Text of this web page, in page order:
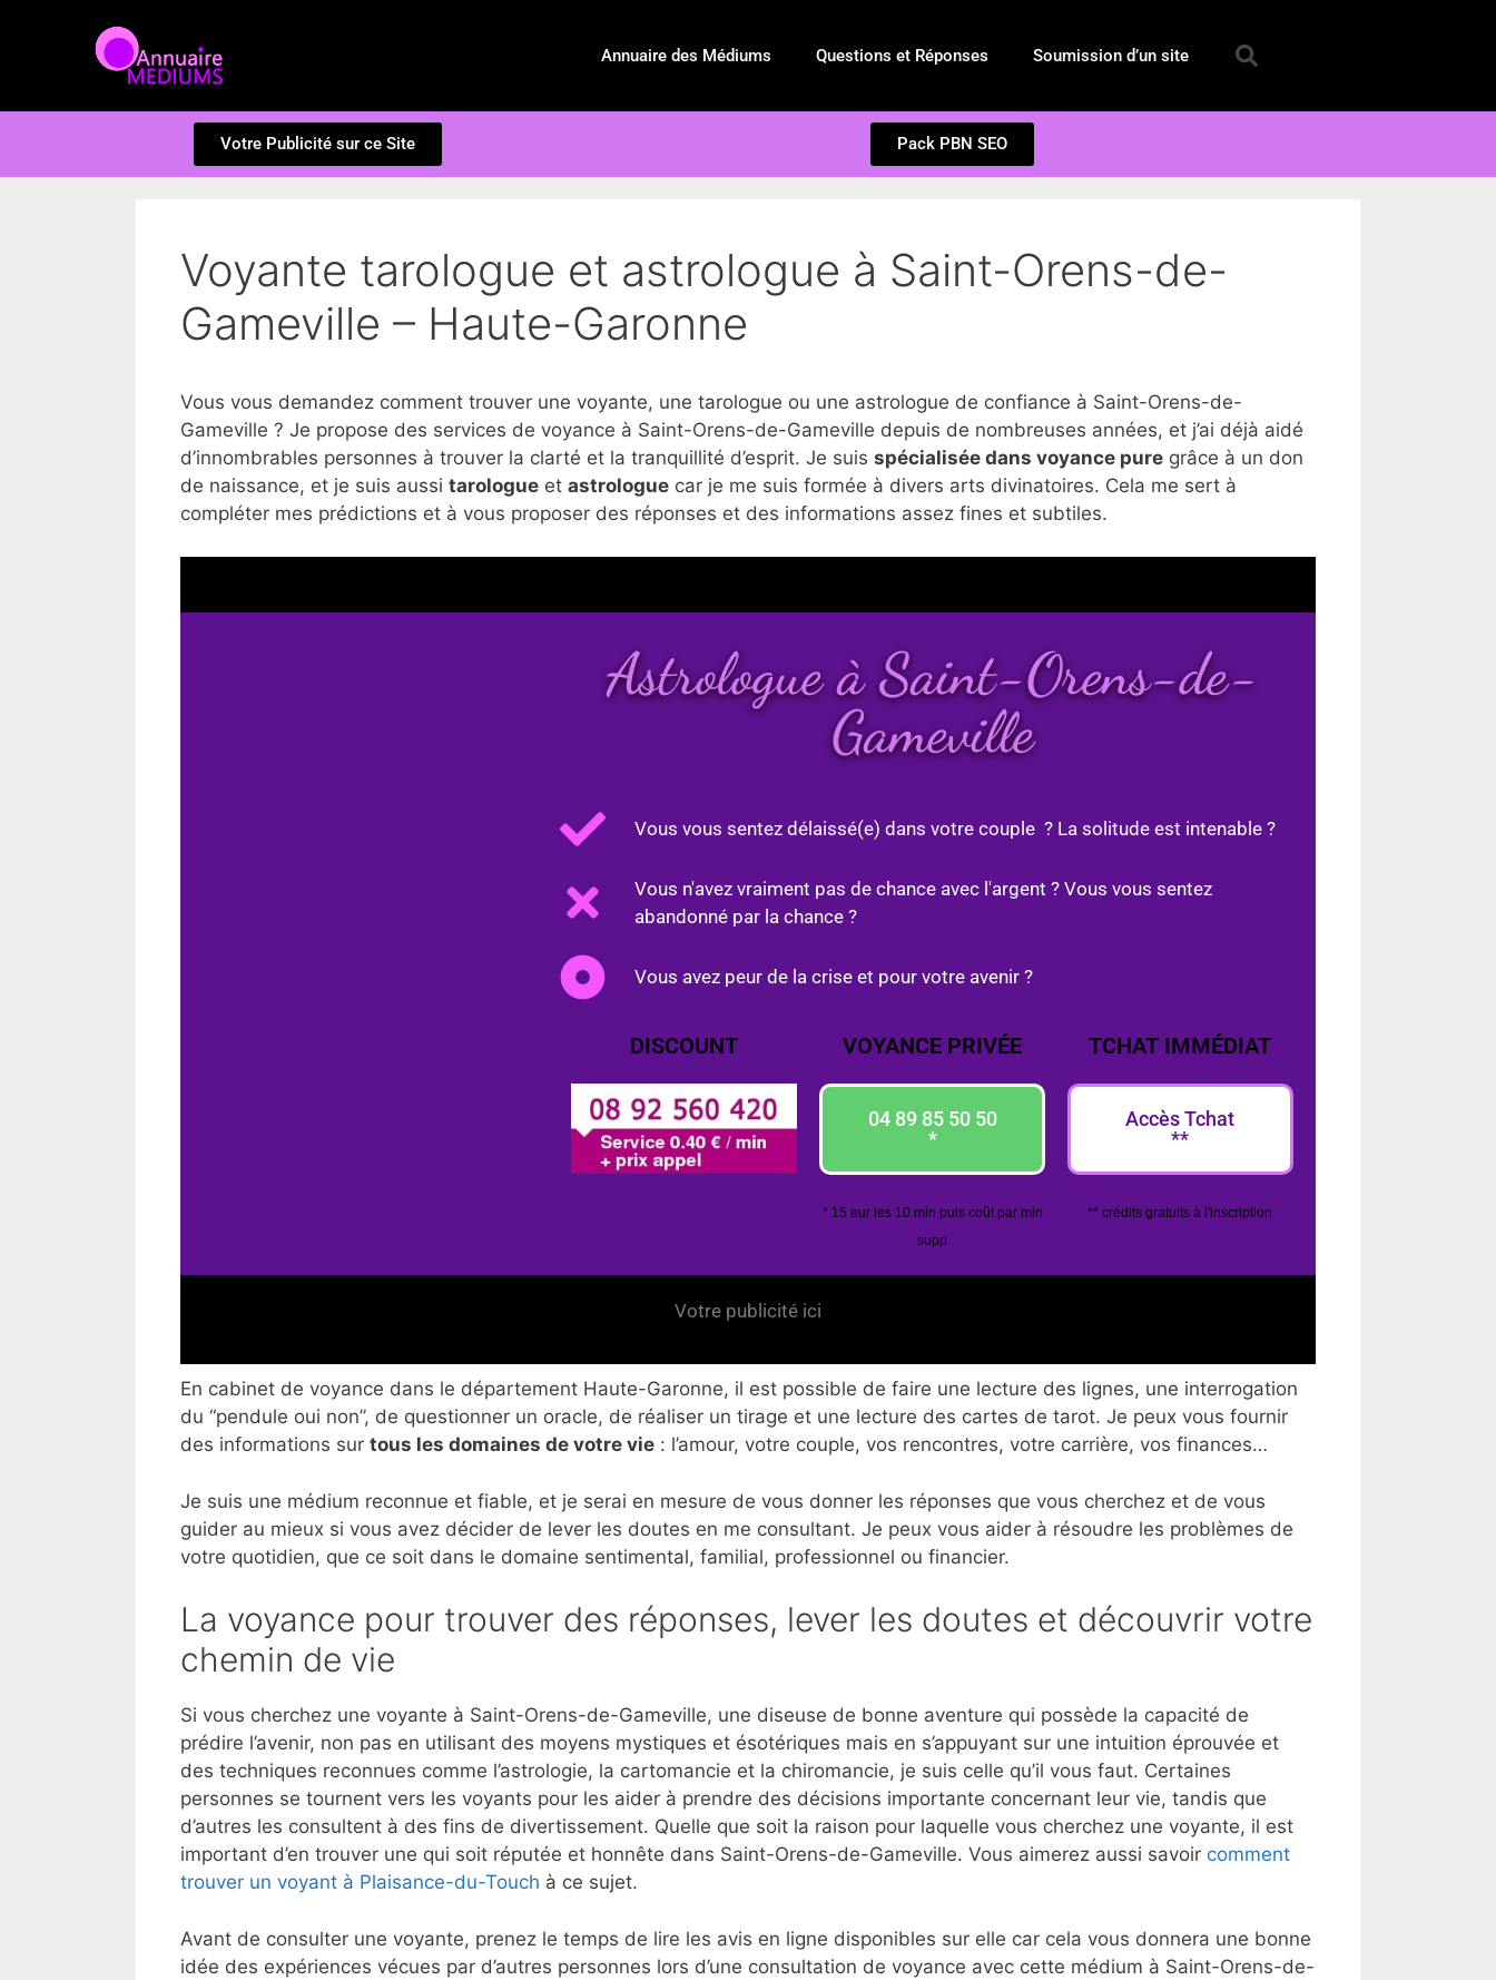
Annuaire des Médiums Questions et Réponses Soumission d’un site
Votre Publicité sur ce Site Pack PBN SEO
Voyante tarologue et astrologue à Saint-Orens-de-
Gameville – Haute-Garonne
Vous vous demandez comment trouver une voyante, une tarologue ou une astrologue de confiance à Saint-Orens-de-
Gameville ? Je propose des services de voyance à Saint-Orens-de-Gameville depuis de nombreuses années, et j’ai déjà aidé
d’innombrables personnes à trouver la clarté et la tranquillité d’esprit. Je suis spécialisée dans voyance pure grâce à un don
de naissance, et je suis aussi tarologue et astrologue car je me suis formée à divers arts divinatoires. Cela me sert à
compléter mes prédictions et à vous proposer des réponses et des informations assez fines et subtiles.
Astrologue à Saint-Orens-de-
Gameville
Vous vous sentez délaissé(e) dans votre couple ? La solitude est intenable ?
Vous n'avez vraiment pas de chance avec l'argent ? Vous vous sentez
abandonné par la chance ?
Vous avez peur de la crise et pour votre avenir ?
DISCOUNT VOYANCE PRIVÉE
04 89 85 50 50
*
* 15 eur les 10 min puis coût par min
supp
TCHAT IMMÉDIAT
Accès Tchat
**
** crédits gratuits à l'inscription
Votre publicité ici
En cabinet de voyance dans le département Haute-Garonne, il est possible de faire une lecture des lignes, une interrogation
du “pendule oui non”, de questionner un oracle, de réaliser un tirage et une lecture des cartes de tarot. Je peux vous fournir
des informations sur tous les domaines de votre vie : l’amour, votre couple, vos rencontres, votre carrière, vos finances…
Je suis une médium reconnue et fiable, et je serai en mesure de vous donner les réponses que vous cherchez et de vous
guider au mieux si vous avez décider de lever les doutes en me consultant. Je peux vous aider à résoudre les problèmes de
votre quotidien, que ce soit dans le domaine sentimental, familial, professionnel ou financier.
La voyance pour trouver des réponses, lever les doutes et découvrir votre
chemin de vie
Si vous cherchez une voyante à Saint-Orens-de-Gameville, une diseuse de bonne aventure qui possède la capacité de
prédire l’avenir, non pas en utilisant des moyens mystiques et ésotériques mais en s’appuyant sur une intuition éprouvée et
des techniques reconnues comme l’astrologie, la cartomancie et la chiromancie, je suis celle qu’il vous faut. Certaines
personnes se tournent vers les voyants pour les aider à prendre des décisions importante concernant leur vie, tandis que
d’autres les consultent à des fins de divertissement. Quelle que soit la raison pour laquelle vous cherchez une voyante, il est
important d’en trouver une qui soit réputée et honnête dans Saint-Orens-de-Gameville. Vous aimerez aussi savoir comment
trouver un voyant à Plaisance-du-Touch à ce sujet.
Avant de consulter une voyante, prenez le temps de lire les avis en ligne disponibles sur elle car cela vous donnera une bonne
idée des expériences vécues par d’autres personnes lors d’une consultation de voyance avec cette médium à Saint-Orens-de-